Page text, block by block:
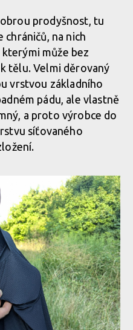
Form MX Spike Chest +
Form MX Spike Chest +
Form MX Spike Chest +
Form MX Spike Chest +
Form MX Spike Chest +
prodyšnost, tu
chráničů, na nich
, kterými může bez
tělu. Velmi děrovaný
vrstvou základního
pádu, ale vlastně
a proto výrobce do
síťovaného